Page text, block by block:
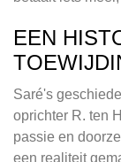
EEN
Saré's
oprichter R. ten
passie en
een realiteit